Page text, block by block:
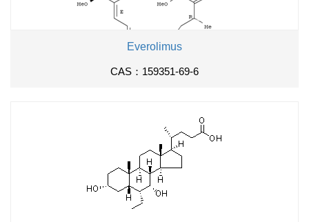
Everolimus
CAS：159351-69-6